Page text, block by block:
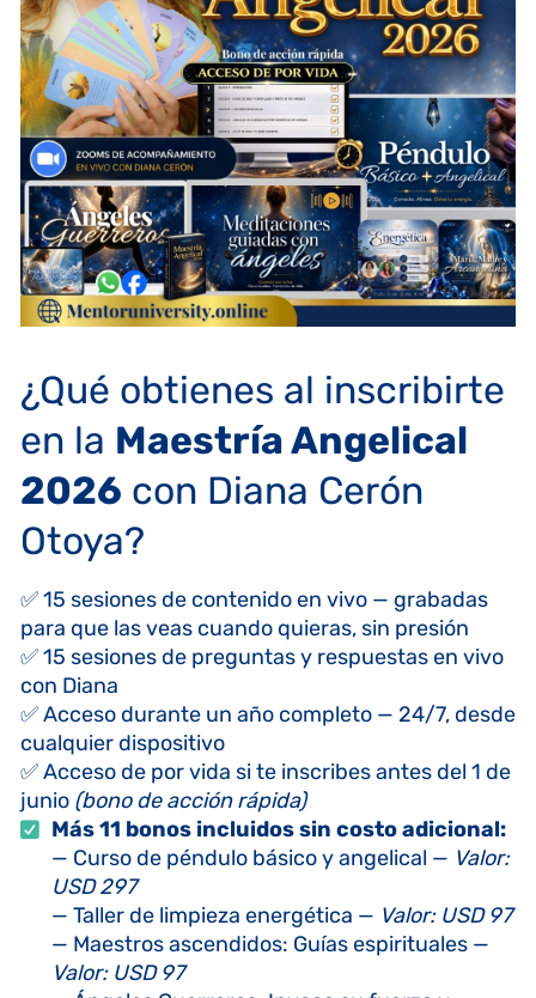
¿Qué obtienes al inscribirte
en la Maestría Angelical
2026 con Diana Cerón
Otoya?
✅ 15 sesiones de contenido en vivo — grabadas
para que las veas cuando quieras, sin presión
✅ 15 sesiones de preguntas y respuestas en vivo
con Diana
✅ Acceso durante un año completo — 24/7, desde
cualquier dispositivo
✅ Acceso de por vida si te inscribes antes del 1 de
junio (bono de acción rápida)
Más 11 bonos incluidos sin costo adicional:
— Curso de péndulo básico y angelical — Valor:
USD 297
— Taller de limpieza energética — Valor: USD 97
— Maestros ascendidos: Guías espirituales —
Valor: USD 97